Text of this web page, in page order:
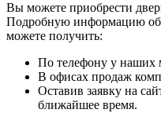
Вы можете приобрести
Подробную информацию об
можете получить:
По телефону у наших
В офисах продаж
Оставив заявку на
ближайшее время.